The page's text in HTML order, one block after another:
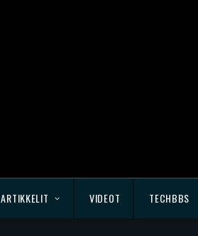
ARTIKKELIT VIDEOT TECHBBS